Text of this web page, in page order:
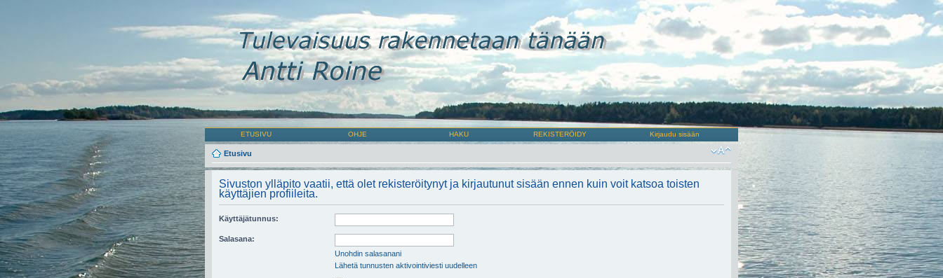
ETUSIVU OHJE HAKU REKISTERÖIDY Kirjaudu sisään
Etusivu
Sivuston ylläpito vaatii, että olet rekisteröitynyt ja kirjautunut sisään ennen kuin voit katsoa toisten
käyttäjien profiileita.
Käyttäjätunnus:
Salasana:
Unohdin salasanani
Lähetä tunnusten aktivointiviesti uudelleen